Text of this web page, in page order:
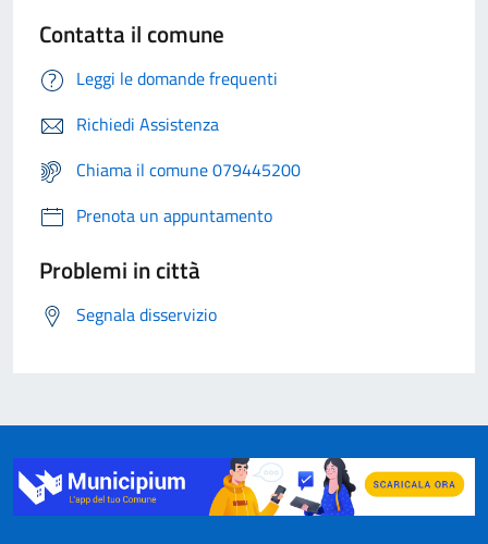
Contatta il comune
Leggi le domande frequenti
Richiedi Assistenza
Chiama il comune 079445200
Prenota un appuntamento
Problemi in città
Segnala disservizio